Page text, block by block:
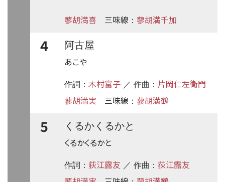
蓼胡満喜 三味線 ： 蓼胡満千加
4
阿古屋
あこや
作詞： 木村富子 ／ 作曲： 片岡仁左衛門
蓼胡満実
三味線 ： 蓼胡満鶴
5
くるかくるかと
くるかくるかと
作詞： 荻江露友 ／ 作曲： 荻江露友